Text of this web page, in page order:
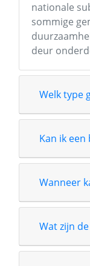
nationale
sommige
deur
Welk type
Kan ik
Wanneer
Wat zijn